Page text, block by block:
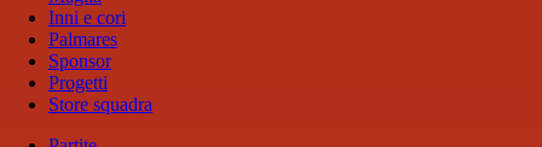
Inni e cori
Palmares
Sponsor
Progetti
Store squadra